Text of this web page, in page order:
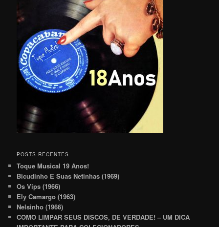
POSTS RECENTES
Toque Musical 19 Anos!
Bicudinho E Suas Netinhas (1969)
Os Vips (1966)
Ely Camargo (1963)
Nelsinho (1966)
COMO LIMPAR SEUS DISCOS, DE VERDADE! – UM DICA